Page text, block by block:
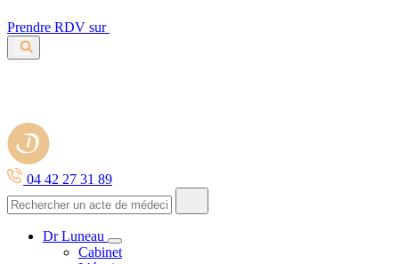
Prendre RDV sur
04 42 27 31 89
Dr Luneau
Cabinet